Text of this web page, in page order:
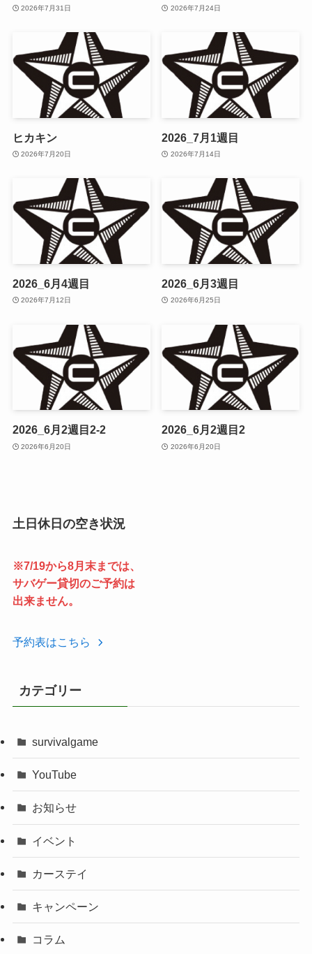
2026年7月31日 2026年7月24日
ヒカキン
2026年7月20日
2026_7月1週目
2026年7月14日
2026_6月4週目
2026年7月12日
2026_6月3週目
2026年6月25日
2026_6月2週目2-2
2026年6月20日
2026_6月2週目2
2026年6月20日
土日休日の空き状況
※7/19から8月末までは、
サバゲー貸切のご予約は
出来ません。
予約表はこちら
カテゴリー
survivalgame
YouTube
お知らせ
イベント
カーステイ
キャンペーン
コラム